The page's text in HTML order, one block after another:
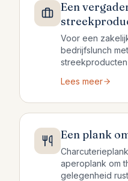
Een
Voor een
bedrijfslunch
Lees meer
Een plank
aperoplank om
gelegenheid